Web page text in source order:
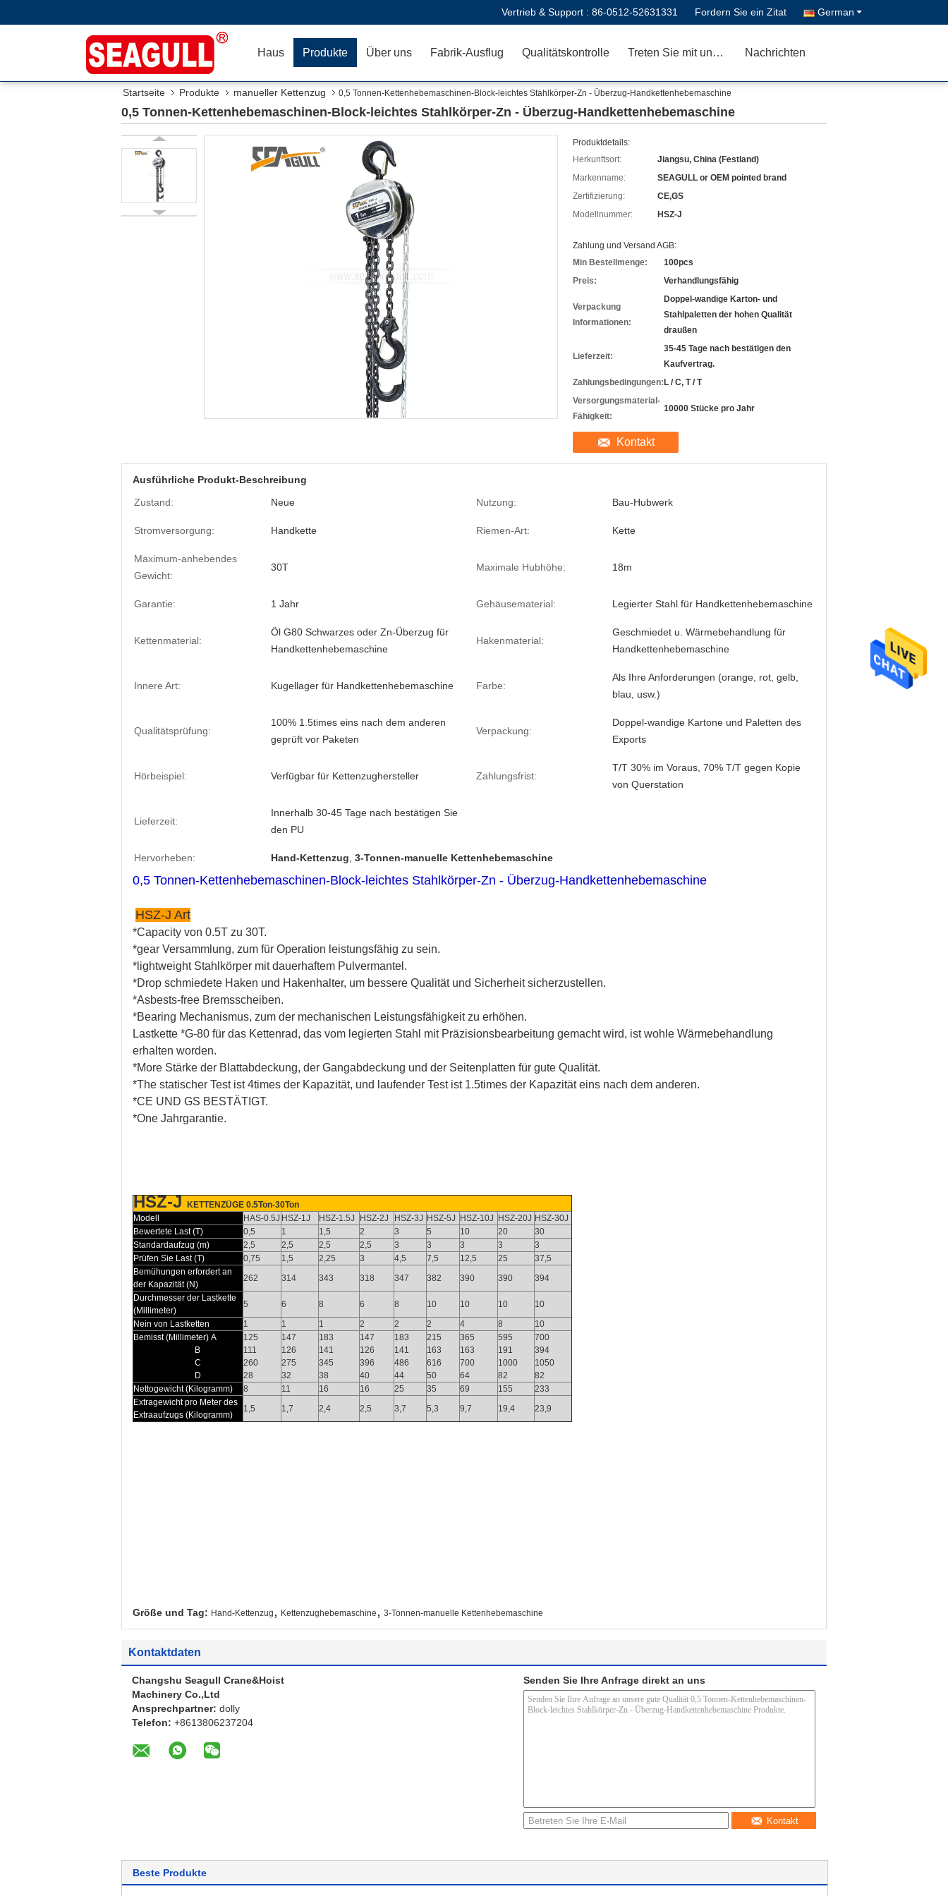
Vertrieb & Support : 86-0512-52631331 Fordern Sie ein Zitat German
Haus Produkte Über uns Fabrik-Ausflug Qualitätskontrolle Treten Sie mit uns in Verbindung Nachrichten
Startseite Produkte manueller Kettenzug 0,5 Tonnen-Kettenhebemaschinen-Block-leichtes Stahlkörper-Zn - Überzug-Handkettenhebemaschine
0,5 Tonnen-Kettenhebemaschinen-Block-leichtes Stahlkörper-Zn - Überzug-Handkettenhebemaschine
Produktdetails:
Herkunftsort:
Jiangsu, China (Festland)
Markenname:
SEAGULL or OEM pointed brand
Zertifizierung:
CE,GS
Modellnummer:
HSZ-J
Zahlung und Versand AGB:
Min Bestellmenge:
100pcs
Preis:
Verhandlungsfähig
Verpackung
Informationen:
Doppel-wandige Karton- und
Stahlpaletten der hohen Qualität
draußen
Lieferzeit:
35-45 Tage nach bestätigen den
Kaufvertrag.
Zahlungsbedingungen: L / C, T / T
Versorgungsmaterial-
Fähigkeit:
10000 Stücke pro Jahr
Kontakt
Ausführliche Produkt-Beschreibung
Zustand:
Neue Nutzung: Bau-Hubwerk
Stromversorgung: Handkette Riemen-Art: Kette
Maximum-anhebendes
Gewicht:
30T Maximale Hubhöhe: 18m
Garantie: 1 Jahr Gehäusematerial: Legierter Stahl für Handkettenhebemaschine
Kettenmaterial:
Öl G80 Schwarzes oder Zn-Überzug für
Handkettenhebemaschine
Hakenmaterial:
Geschmiedet u. Wärmebehandlung für
Handkettenhebemaschine
Innere Art: Kugellager für Handkettenhebemaschine Farbe:
Als Ihre Anforderungen (orange, rot, gelb,
blau, usw.)
Qualitätsprüfung:
100% 1.5times eins nach dem anderen
geprüft vor Paketen
Verpackung:
Doppel-wandige Kartone und Paletten des
Exports
Hörbeispiel: Verfügbar für Kettenzughersteller Zahlungsfrist:
T/T 30% im Voraus, 70% T/T gegen Kopie
von Querstation
Lieferzeit:
Innerhalb 30-45 Tage nach bestätigen Sie
den PU
Hervorheben: Hand-Kettenzug 3-Tonnen-manuelle Kettenhebemaschine
0,5 Tonnen-Kettenhebemaschinen-Block-leichtes Stahlkörper-Zn - Überzug-Handkettenhebemaschine
HSZ-J Art
*Capacity von 0.5T zu 30T.
*gear Versammlung, zum für Operation leistungsfähig zu sein.
*lightweight Stahlkörper mit dauerhaftem Pulvermantel.
*Drop schmiedete Haken und Hakenhalter, um bessere Qualität und Sicherheit sicherzustellen.
*Asbests-free Bremsscheiben.
*Bearing Mechanismus, zum der mechanischen Leistungsfähigkeit zu erhöhen.
Lastkette *G-80 für das Kettenrad, das vom legierten Stahl mit Präzisionsbearbeitung gemacht wird, ist wohle Wärmebehandlung
erhalten worden.
*More Stärke der Blattabdeckung, der Gangabdeckung und der Seitenplatten für gute Qualität.
*The statischer Test ist 4times der Kapazität, und laufender Test ist 1.5times der Kapazität eins nach dem anderen.
*CE UND GS BESTÄTIGT.
*One Jahrgarantie.
HSZ-JKETTENZÜGE 0.5Ton-30Ton
Modell
HAS-0.5J HSZ-1J HSZ-1.5J HSZ-2J HSZ-3J HSZ-5J HSZ-10J HSZ-20J HSZ-30J
Bewertete Last (T)
0,5 1 1,5 2 3 5 10 20
30
Standardaufzug (m)
2,5 2,5 2,5 2,5 3 3 3 3
3
Prüfen Sie Last (T)
0,75 1,5 2,25 3 4,5 7,5 12,5 25
37,5
Bemühungen erfordert an
der Kapazität (N)
262 314 343 318 347 382 390 390
394
Durchmesser der Lastkette
(Millimeter)
5 6 8 6 8 10 10 10
10
Nein von Lastketten
1 1 1 2 2 2 4 8
10
Bemisst (Millimeter) A
B
C
D
125
111
260
28
147
126
275
32
183
141
345
38
147
126
396
40
183
141
486
44
215
163
616
50
365
163
700
64
595
191
1000
82
700
394
1050
82
Nettogewicht (Kilogramm)
8 11 16 16 25 35 69 155
233
Extragewicht pro Meter des
Extraaufzugs (Kilogramm)
1,5 1,7 2,4 2,5 3,7 5,3 9,7 19,4 23,9
Größe und Tag: Hand-Kettenzug , Kettenzughebemaschine , 3-Tonnen-manuelle Kettenhebemaschine
Kontaktdaten
Changshu Seagull Crane&Hoist
Machinery Co.,Ltd
Ansprechpartner: dolly
Telefon: +8613806237204
Senden Sie Ihre Anfrage direkt an uns
Kontakt
Beste Produkte